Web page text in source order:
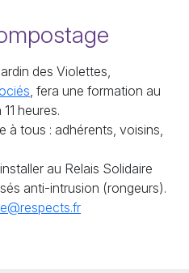
des Violettes,
, fera une formation au
heures.
tous : adhérents, voisins,
au Relais Solidaire
anti-intrusion (rongeurs).